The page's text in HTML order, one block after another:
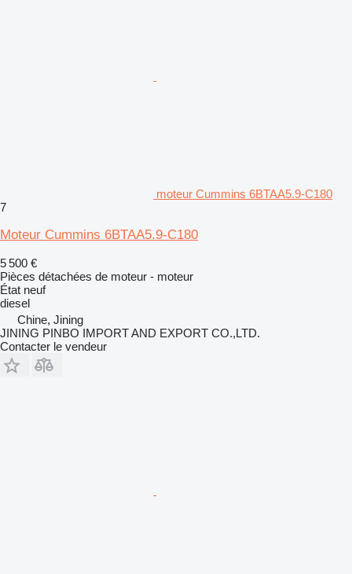
moteur Cummins 6BTAA5.9-C180
7
Moteur Cummins 6BTAA5.9-C180
5 500 €
Pièces détachées de moteur - moteur
État neuf
diesel
Chine, Jining
JINING PINBO IMPORT AND EXPORT CO.,LTD.
Contacter le vendeur